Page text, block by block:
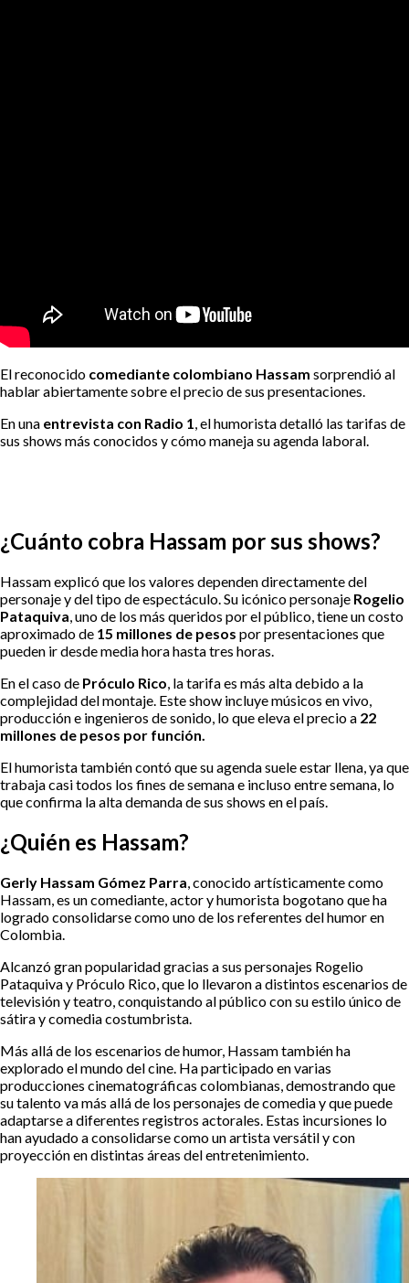
El reconocido comediante colombiano Hassam sorprendió al
hablar abiertamente sobre el precio de sus presentaciones.
En una entrevista con Radio 1, el humorista detalló las tarifas de
sus shows más conocidos y cómo maneja su agenda laboral.
¿Cuánto cobra Hassam por sus shows?
Hassam explicó que los valores dependen directamente del
personaje y del tipo de espectáculo. Su icónico personaje Rogelio
Pataquiva , uno de los más queridos por el público, tiene un costo
aproximado de 15 millones de pesos por presentaciones que
pueden ir desde media hora hasta tres horas.
En el caso de Próculo Rico , la tarifa es más alta debido a la
complejidad del montaje. Este show incluye músicos en vivo,
producción e ingenieros de sonido, lo que eleva el precio a 22
millones de pesos por función.
El humorista también contó que su agenda suele estar llena, ya que
trabaja casi todos los fines de semana e incluso entre semana, lo
que confirma la alta demanda de sus shows en el país.
¿Quién es Hassam?
Gerly Hassam Gómez Parra , conocido artísticamente como
Hassam, es un comediante, actor y humorista bogotano que ha
logrado consolidarse como uno de los referentes del humor en
Colombia.
Alcanzó gran popularidad gracias a sus personajes Rogelio
Pataquiva y Próculo Rico, que lo llevaron a distintos escenarios de
televisión y teatro, conquistando al público con su estilo único de
sátira y comedia costumbrista.
Más allá de los escenarios de humor, Hassam también ha
explorado el mundo del cine. Ha participado en varias
producciones cinematográficas colombianas, demostrando que
su talento va más allá de los personajes de comedia y que puede
adaptarse a diferentes registros actorales. Estas incursiones lo
han ayudado a consolidarse como un artista versátil y con
proyección en distintas áreas del entretenimiento.